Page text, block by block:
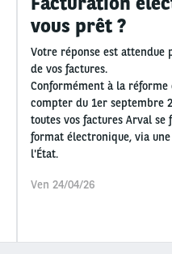
vous prêt ?
Votre réponse est
de vos factures.
Conformément à la réforme
compter du 1er septembre
toutes vos factures Arval se
format électronique, via
l'État.
Ven 24/04/26